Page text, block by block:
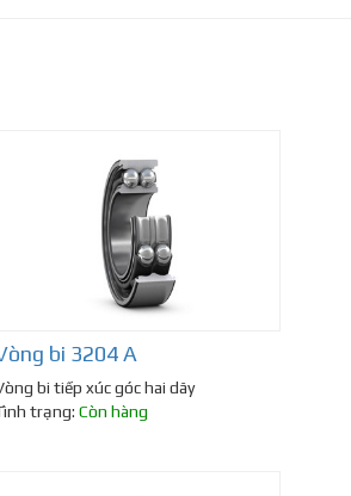
bi 3204 A
bi tiếp xúc góc hai dãy
trạng: Còn hàng